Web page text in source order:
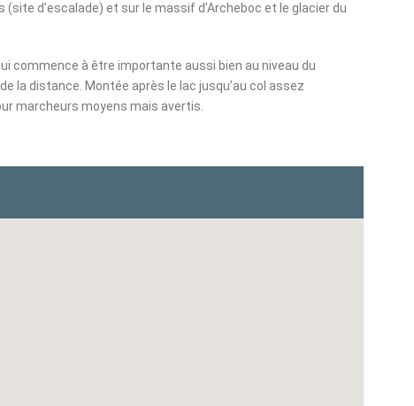
(site d’escalade) et sur le massif d’Archeboc et le glacier du
commence à être importante aussi bien au niveau du
la distance. Montée après le lac jusqu’au col assez
marcheurs moyens mais avertis.